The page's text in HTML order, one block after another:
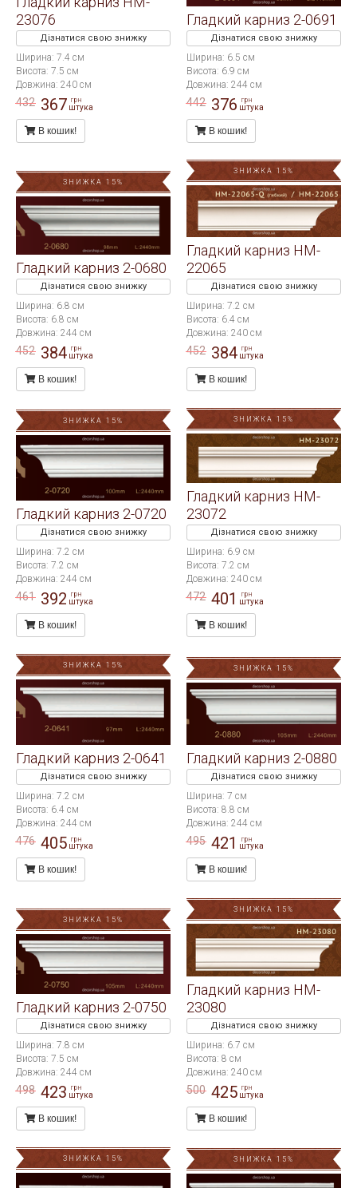
23076
Дізнатися свою знижку
Ширина: 7.4 см
Висота: 7.5 см
Довжина: 240 см
432 367 грн
штука
В кошик!
Гладкий карниз 2-0691
Дізнатися свою знижку
Ширина: 6.5 см
Висота: 6.9 см
Довжина: 244 см
442 376 грн
штука
В кошик!
ЗНИЖКА 15%
Гладкий карниз 2-0680
Дізнатися свою знижку
Ширина: 6.8 см
Висота: 6.8 см
Довжина: 244 см
452 384 грн
штука
В кошик!
ЗНИЖКА 15%
Гладкий карниз HM-
22065
Дізнатися свою знижку
Ширина: 7.2 см
Висота: 6.4 см
Довжина: 240 см
452 384 грн
штука
В кошик!
ЗНИЖКА 15%
Гладкий карниз 2-0720
Дізнатися свою знижку
Ширина: 7.2 см
Висота: 7.2 см
Довжина: 244 см
461 392 грн
штука
В кошик!
ЗНИЖКА 15%
Гладкий карниз HM-
23072
Дізнатися свою знижку
Ширина: 6.9 см
Висота: 7.2 см
Довжина: 240 см
472 401 грн
штука
В кошик!
ЗНИЖКА 15%
Гладкий карниз 2-0641
Дізнатися свою знижку
Ширина: 7.2 см
Висота: 6.4 см
Довжина: 244 см
476 405 грн
штука
В кошик!
ЗНИЖКА 15%
Гладкий карниз 2-0880
Дізнатися свою знижку
Ширина: 7 см
Висота: 8.8 см
Довжина: 244 см
495 421 грн
штука
В кошик!
ЗНИЖКА 15%
Гладкий карниз 2-0750
Дізнатися свою знижку
Ширина: 7.8 см
Висота: 7.5 см
Довжина: 244 см
498 423 грн
штука
В кошик!
ЗНИЖКА 15%
Гладкий карниз HM-
23080
Дізнатися свою знижку
Ширина: 6.7 см
Висота: 8 см
Довжина: 240 см
500 425 грн
штука
В кошик!
ЗНИЖКА 15% ЗНИЖКА 15%